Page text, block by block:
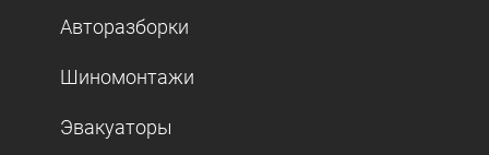
Авторазборки
Шиномонтажи
Эвакуаторы